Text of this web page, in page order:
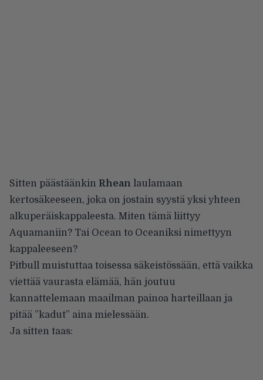
Sitten päästäänkin Rhean laulamaan
kertosäkeeseen, joka on jostain syystä yksi yhteen
alkuperäiskappaleesta. Miten tämä liittyy
Aquamaniin? Tai Ocean to Oceaniksi nimettyyn
kappaleeseen?
Pitbull muistuttaa toisessa säkeistössään, että vaikka
viettää vaurasta elämää, hän joutuu
kannattelemaan maailman painoa harteillaan ja
pitää ”kadut” aina mielessään.
Ja sitten taas: